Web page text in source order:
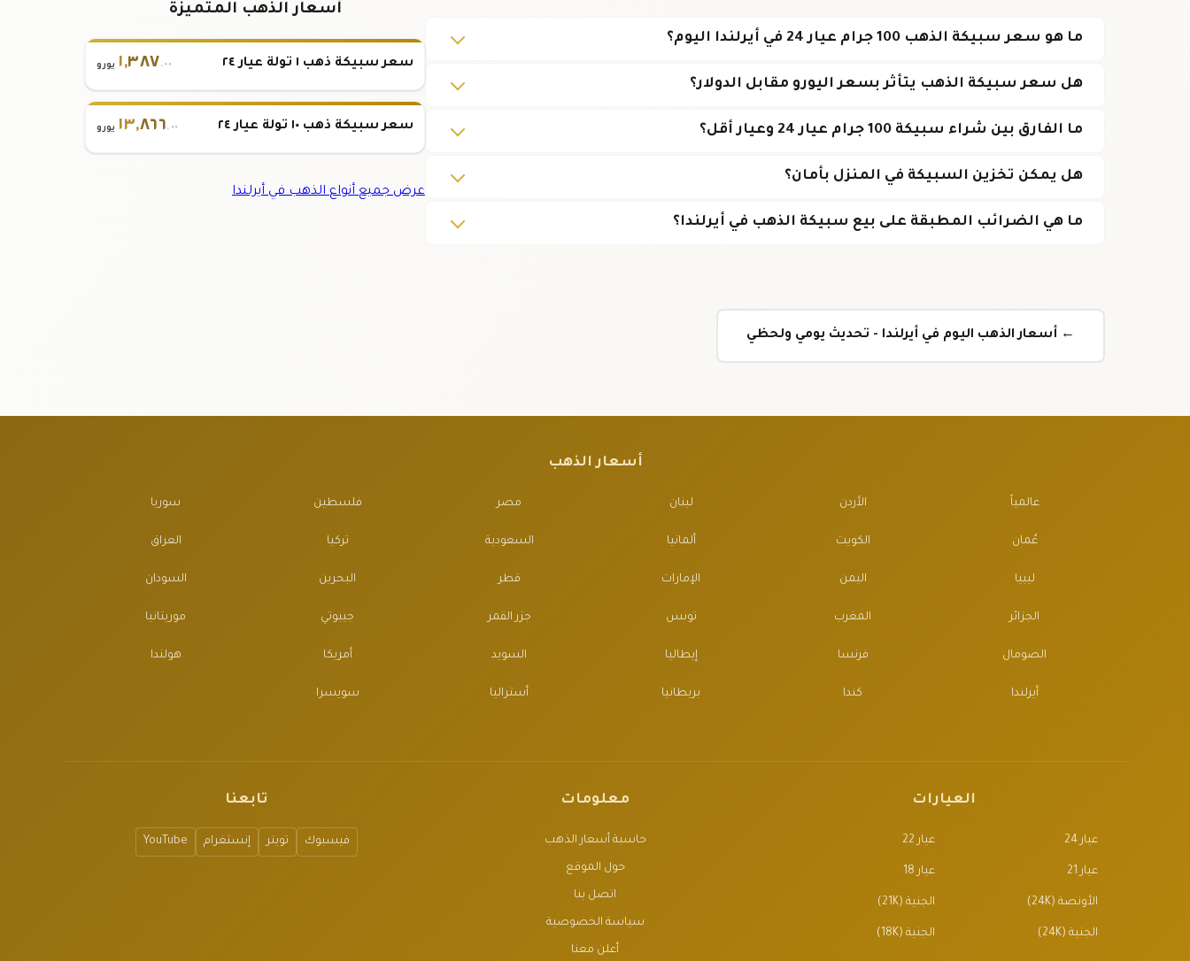
ما هو سعر سبيكة الذهب 100 جرام عيار 24 في أيرلندا اليوم؟
هل سعر سبيكة الذهب يتأثر بسعر اليورو مقابل الدولار؟
ما الفارق بين شراء سبيكة 100 جرام عيار 24 وعيار أقل؟
هل يمكن تخزين السبيكة في المنزل بأمان؟
ما هي الضرائب المطبقة على بيع سبيكة الذهب في أيرلندا؟
أسعار الذهب المتميزة
سعر سبيكة ذهب ١ تولة عيار ٢٤ ١,٣٨٧ .٠٠ يورو
سعر سبيكة ذهب ١٠ تولة عيار ٢٤ ١٣,٨٦٦.٠٠ يورو
عرض جميع أنواع الذهب في أيرلندا
← أسعار الذهب اليوم في أيرلندا - تحديث يومي ولحظي
أسعار الذهب
عالمياً الأردن لبنان مصر فلسطين سوريا
عُمان الكويت ألمانيا السعودية تركيا العراق
ليبيا اليمن الإمارات قطر البحرين السودان
الجزائر المغرب تونس جزر القمر جيبوتي موريتانيا
الصومال فرنسا إيطاليا السويد أمريكا هولندا
أيرلندا كندا بريطانيا أستراليا سويسرا
العيارات
عيار 24 عيار 22
عيار 21 عيار 18
الأونصة (24K) الجنية (21K)
الجنية (24K) الجنية (18K)
معلومات
حاسبة أسعار الذهب
حول الموقع
اتصل بنا
سياسة الخصوصية
أعلن معنا
تابعنا
فيسبوك تويتر إنستغرام YouTube